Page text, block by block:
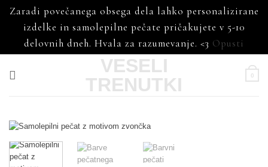
Zaradi povečanega obsega dela lahko personalizirane
izdelke in samolepilne pečate pričakujete v 5-10
delovnih dneh. Hvala za razumevanje. <3 Opusti
VESELI
TRENUTKI
0